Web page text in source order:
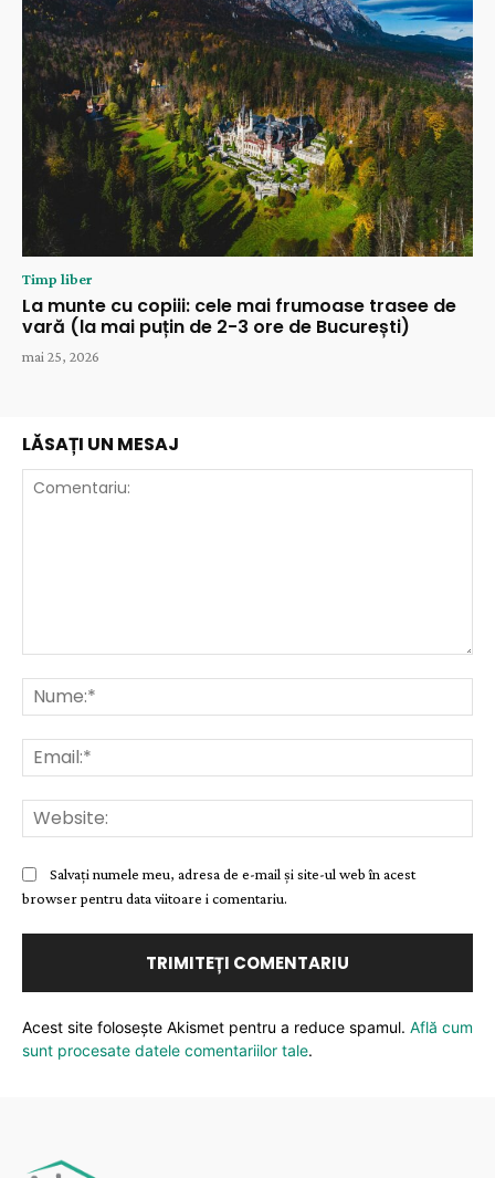
Timp liber
La munte cu copiii: cele mai frumoase trasee de
vară (la mai puțin de 2-3 ore de București)
mai 25, 2026
LĂSAȚI UN MESAJ
Salvați numele meu, adresa de e-mail și site-ul web în acest
browser pentru data viitoare i comentariu.
Acest site folosește Akismet pentru a reduce spamul. Află cum
sunt procesate datele comentariilor tale.